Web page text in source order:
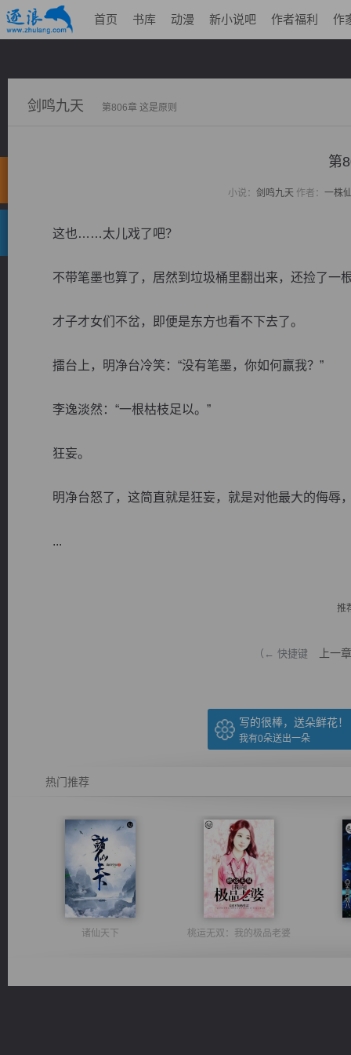
首页 书库 动漫 新小说吧 作者福利 作
剑鸣九天 第806章 这是原则
第
小说： 剑鸣九天 作者： 一株
这也……太儿戏了吧？
不带笔墨也算了，居然到垃圾桶里翻出来，还捡了一
才子才女们不岔，即便是东方也看不下去了。
擂台上，明净台冷笑：“没有笔墨，你如何赢我？”
李逸淡然：“一根枯枝足以。”
狂妄。
明净台怒了，这简直就是狂妄，就是对他最大的侮辱
...
推
（← 快捷键 上一章
写的很棒，送朵鲜花！
我有0朵送出一朵
热门推荐
诸仙天下 桃运无双：我的极品老婆